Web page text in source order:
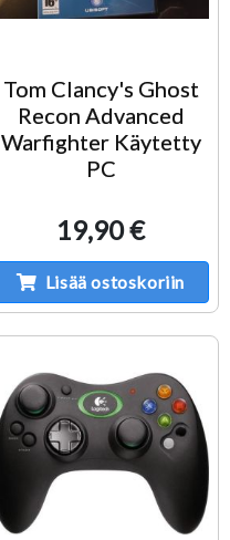
Tom Clancy's Ghost
Recon Advanced
Warfighter Käytetty
PC
19,90 €
Lisää ostoskoriin